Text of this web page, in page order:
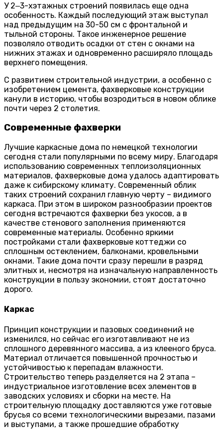
У 2‒3-хэтажных строений появилась еще одна
особенность. Каждый последующий этаж выступал
над предыдущим на 30-50 см с фронтальной и
тыльной стороны. Такое инженерное решение
позволяло отводить осадки от стен с окнами на
нижних этажах и одновременно расширяло площадь
верхнего помещения.
С развитием строительной индустрии, а особенно с
изобретением цемента, фахверковые конструкции
канули в историю, чтобы возродиться в новом облике
почти через 2 столетия.
Современные фахверки
Лучшие каркасные дома по немецкой технологии
сегодня стали популярными по всему миру. Благодаря
использованию современных теплоизоляционных
материалов, фахверковые дома удалось адаптировать
даже к сибирскому климату. Современный облик
таких строений сохранил главную черту – видимого
каркаса. При этом в широком разнообразии проектов
сегодня встречаются фахверки без укосов, а в
качестве стенового заполнения применяются
современные материалы. Особенно яркими
постройками стали фахверковые коттеджи со
сплошным остеклением, балконами, кровельными
окнами. Такие дома почти сразу перешли в разряд
элитных и, несмотря на изначальную направленность
конструкции в пользу экономии, стоят достаточно
дорого.
Каркас
Принцип конструкции и пазовых соединений не
изменился, но сейчас его изготавливают не из
сплошного деревянного массива, а из клееного бруса.
Материал отличается повышенной прочностью и
устойчивостью к перепадам влажности.
Строительство теперь разделяется на 2 этапа –
индустриальное изготовление всех элементов в
заводских условиях и сборки на месте. На
строительную площадку доставляются уже готовые
брусья со всеми технологическими вырезами, пазами
и выступами, а также прошедшие обработку